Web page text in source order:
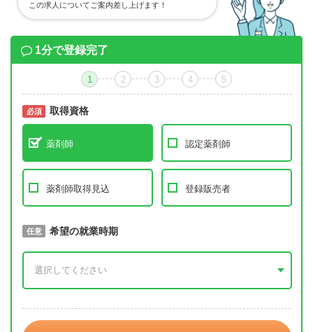
この求人についてご案内差し上げます！
1分で登録完了
1 2 3 4 5
必須 取得資格
薬剤師 認定薬剤師
薬剤師取得見込 登録販売者
必須 取得予定年
任意 希望の就業時期